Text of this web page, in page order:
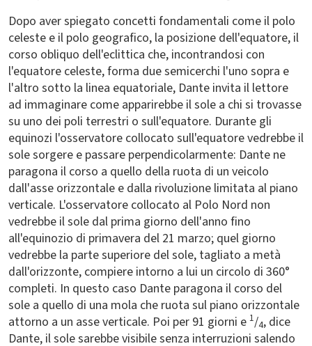
Dopo aver spiegato concetti fondamentali come il polo
celeste e il polo geografico, la posizione dell'equatore, il
corso obliquo dell'eclittica che, incontrandosi con
l'equatore celeste, forma due semicerchi l'uno sopra e
l'altro sotto la linea equatoriale, Dante invita il lettore
ad immaginare come apparirebbe il sole a chi si trovasse
su uno dei poli terrestri o sull'equatore. Durante gli
equinozi l'osservatore collocato sull'equatore vedrebbe il
sole sorgere e passare perpendicolarmente: Dante ne
paragona il corso a quello della ruota di un veicolo
dall'asse orizzontale e dalla rivoluzione limitata al piano
verticale. L'osservatore collocato al Polo Nord non
vedrebbe il sole dal prima giorno dell'anno fino
all'equinozio di primavera del 21 marzo; quel giorno
vedrebbe la parte superiore del sole, tagliato a metà
dall'orizzonte, compiere intorno a lui un circolo di 360°
completi. In questo caso Dante paragona il corso del
sole a quello di una mola che ruota sul piano orizzontale
attorno a un asse verticale. Poi per 91 giorni e 1/4, dice
Dante, il sole sarebbe visibile senza interruzioni salendo